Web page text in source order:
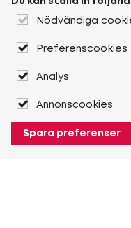
Nödvändiga
Preferenscookies
Analys
Annonscookies
Spara preferenser